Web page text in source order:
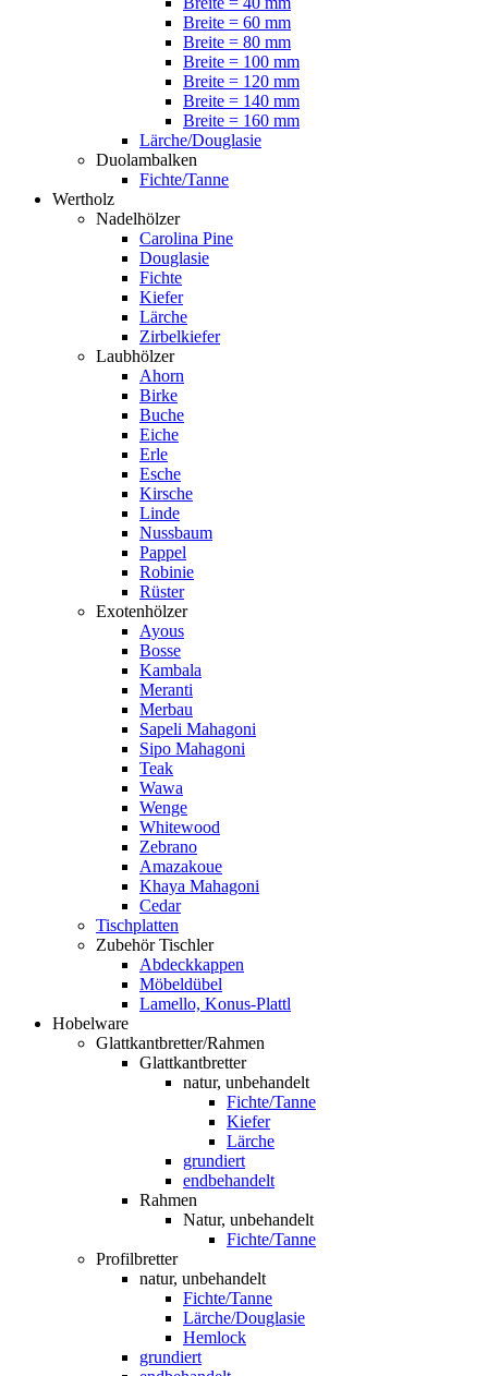
Breite = 60 mm
Breite = 80 mm
Breite = 100 mm
Breite = 120 mm
Breite = 140 mm
Breite = 160 mm
Lärche/Douglasie
Duolambalken
Fichte/Tanne
Wertholz
Nadelhölzer
Carolina Pine
Douglasie
Fichte
Kiefer
Lärche
Zirbelkiefer
Laubhölzer
Ahorn
Birke
Buche
Eiche
Erle
Esche
Kirsche
Linde
Nussbaum
Pappel
Robinie
Rüster
Exotenhölzer
Ayous
Bosse
Kambala
Meranti
Merbau
Sapeli Mahagoni
Sipo Mahagoni
Teak
Wawa
Wenge
Whitewood
Zebrano
Amazakoue
Khaya Mahagoni
Cedar
Tischplatten
Zubehör Tischler
Abdeckkappen
Möbeldübel
Lamello, Konus-Plattl
Hobelware
Glattkantbretter/Rahmen
Glattkantbretter
natur, unbehandelt
Fichte/Tanne
Kiefer
Lärche
grundiert
endbehandelt
Rahmen
Natur, unbehandelt
Fichte/Tanne
Profilbretter
natur, unbehandelt
Fichte/Tanne
Lärche/Douglasie
Hemlock
grundiert